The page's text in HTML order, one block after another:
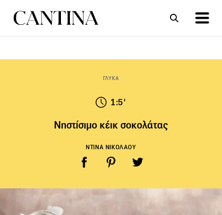
ΓΛΥΚΑ
1:5'
Νηστίσιμο κέικ σοκολάτας
ΝΤΙΝΑ ΝΙΚΟΛΑΟΥ